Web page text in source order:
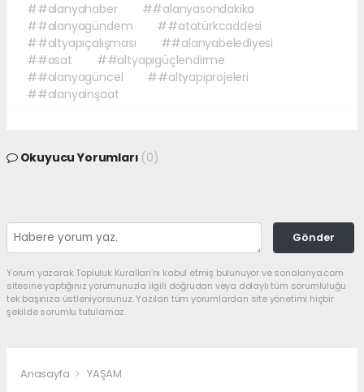
##alanyahaber
##alanyasondakika
##alanyagündem
##atatürkcaddesi
##altyapıçalışması
##alanyabelediyesi
##asat
##altyapıgüçlendirme
##alanyagüncel
##altyapıprojeleri
##alanyainşaat
Okuyucu Yorumları (0)
Gönder
Yorum yazarak Topluluk Kuralları’nı kabul etmiş bulunuyor ve sonalanya.com
sitesine yaptığınız yorumunuzla ilgili doğrudan veya dolaylı tüm sorumluluğu
tek başınıza üstleniyorsunuz. Yazılan tüm yorumlardan site yönetimi hiçbir
şekilde sorumlu tutulamaz.
Anasayfa YAŞAM